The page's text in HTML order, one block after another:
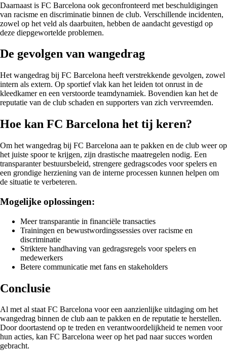
Daarnaast is FC Barcelona ook geconfronteerd met beschuldigingen
van racisme en discriminatie binnen de club. Verschillende incidenten,
zowel op het veld als daarbuiten, hebben de aandacht gevestigd op
deze diepgewortelde problemen.
De gevolgen van wangedrag
Het wangedrag bij FC Barcelona heeft verstrekkende gevolgen, zowel
intern als extern. Op sportief vlak kan het leiden tot onrust in de
kleedkamer en een verstoorde teamdynamiek. Bovendien kan het de
reputatie van de club schaden en supporters van zich vervreemden.
Hoe kan FC Barcelona het tij keren?
Om het wangedrag bij FC Barcelona aan te pakken en de club weer op
het juiste spoor te krijgen, zijn drastische maatregelen nodig. Een
transparanter bestuursbeleid, strengere gedragscodes voor spelers en
een grondige herziening van de interne processen kunnen helpen om
de situatie te verbeteren.
Mogelijke oplossingen:
Meer transparantie in financiële transacties
Trainingen en bewustwordingssessies over racisme en
discriminatie
Striktere handhaving van gedragsregels voor spelers en
medewerkers
Betere communicatie met fans en stakeholders
Conclusie
Al met al staat FC Barcelona voor een aanzienlijke uitdaging om het
wangedrag binnen de club aan te pakken en de reputatie te herstellen.
Door doortastend op te treden en verantwoordelijkheid te nemen voor
hun acties, kan FC Barcelona weer op het pad naar succes worden
gebracht.